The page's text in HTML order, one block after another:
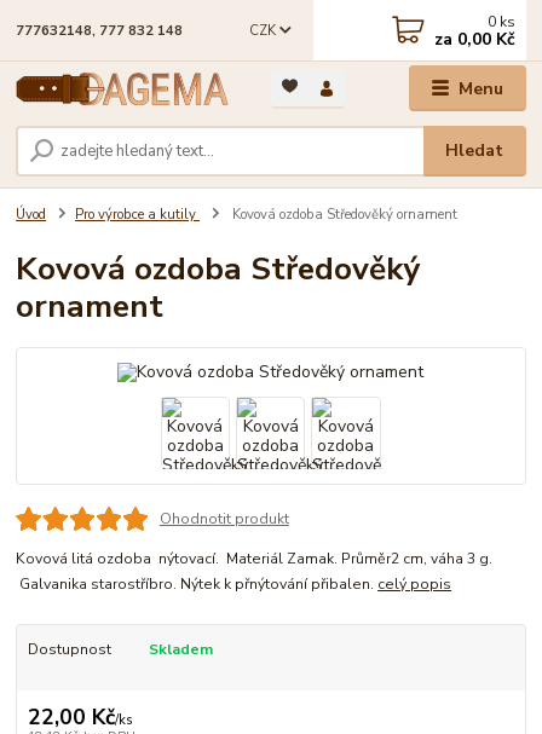
Menu
CZK
Hledat
777632148, 777 832 148 0 ks
za 0,00 Kč
Úvod Pro výrobce a kutily Kovová ozdoba Středověký ornament
Kovová ozdoba Středověký
ornament
Ohodnotit produkt
Kovová litá ozdoba nýtovací. Materiál Zamak. Průměr2 cm, váha 3 g.
Galvanika starostříbro. Nýtek k přnýtování přibalen. celý popis
Dostupnost Skladem
22,00 Kč/ks